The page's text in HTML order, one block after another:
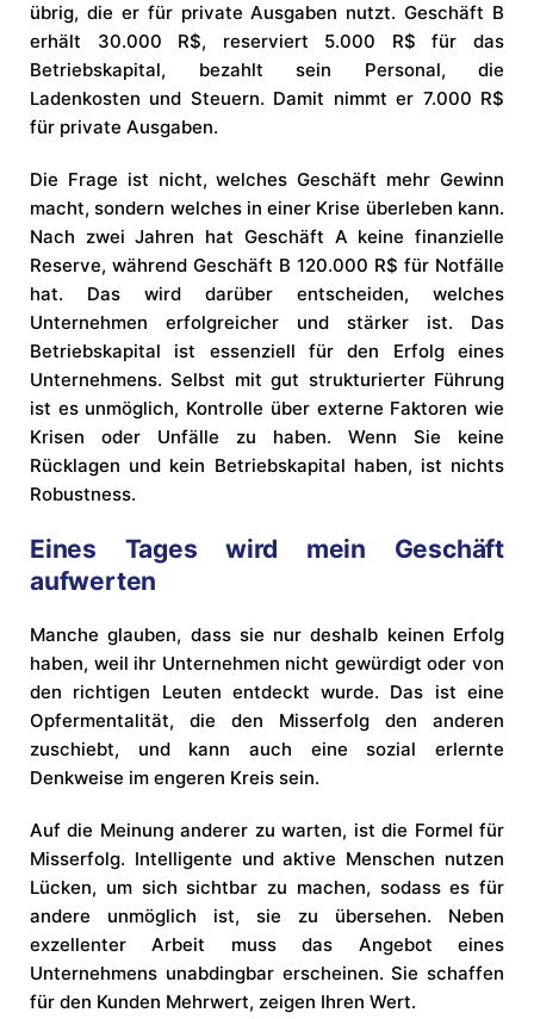
übrig, die er für private Ausgaben nutzt. Geschäft B
erhält 30.000 R$, reserviert 5.000 R$ für das
Betriebskapital, bezahlt sein Personal, die
Ladenkosten und Steuern. Damit nimmt er 7.000 R$
für private Ausgaben.
Die Frage ist nicht, welches Geschäft mehr Gewinn
macht, sondern welches in einer Krise überleben kann.
Nach zwei Jahren hat Geschäft A keine finanzielle
Reserve, während Geschäft B 120.000 R$ für Notfälle
hat. Das wird darüber entscheiden, welches
Unternehmen erfolgreicher und stärker ist. Das
Betriebskapital ist essenziell für den Erfolg eines
Unternehmens. Selbst mit gut strukturierter Führung
ist es unmöglich, Kontrolle über externe Faktoren wie
Krisen oder Unfälle zu haben. Wenn Sie keine
Rücklagen und kein Betriebskapital haben, ist nichts
Robustness.
Eines Tages wird mein Geschäft
aufwerten
Manche glauben, dass sie nur deshalb keinen Erfolg
haben, weil ihr Unternehmen nicht gewürdigt oder von
den richtigen Leuten entdeckt wurde. Das ist eine
Opfermentalität, die den Misserfolg den anderen
zuschiebt, und kann auch eine sozial erlernte
Denkweise im engeren Kreis sein.
Auf die Meinung anderer zu warten, ist die Formel für
Misserfolg. Intelligente und aktive Menschen nutzen
Lücken, um sich sichtbar zu machen, sodass es für
andere unmöglich ist, sie zu übersehen. Neben
exzellenter Arbeit muss das Angebot eines
Unternehmens unabdingbar erscheinen. Sie schaffen
für den Kunden Mehrwert, zeigen Ihren Wert.